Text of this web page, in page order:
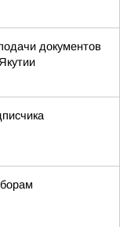
документов